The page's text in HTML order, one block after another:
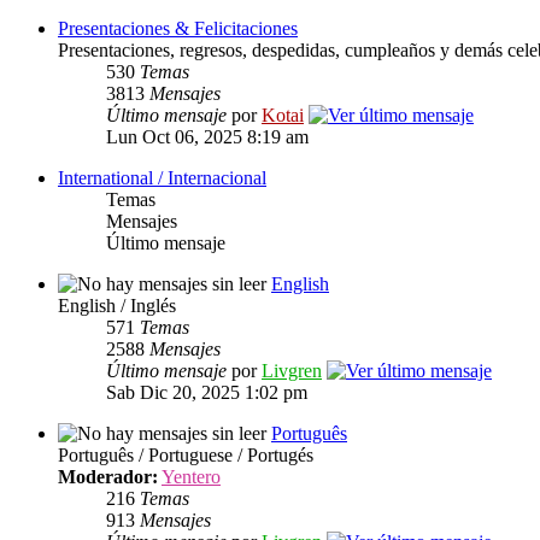
Presentaciones & Felicitaciones
Presentaciones, regresos, despedidas, cumpleaños y demás
530 Temas
3813 Mensajes
Último mensaje porKotai
Lun Oct 06, 2025 8:19 am
International / Internacional
Temas
Mensajes
Último mensaje
English
English / Inglés
571 Temas
2588 Mensajes
Último mensaje porLivgren
Sab Dic 20, 2025 1:02 pm
Português
Português / Portuguese / Portugés
Moderador: Yentero
216 Temas
913 Mensajes